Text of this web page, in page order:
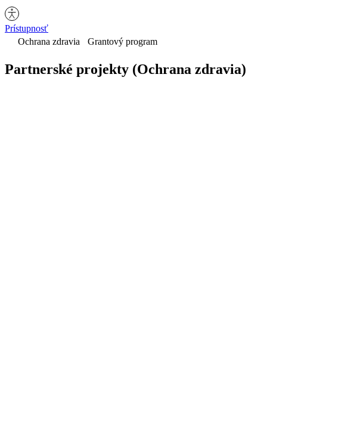
Prístupnosť
Ochrana zdravia
Grantový program
Partnerské projekty (Ochrana zdravia)